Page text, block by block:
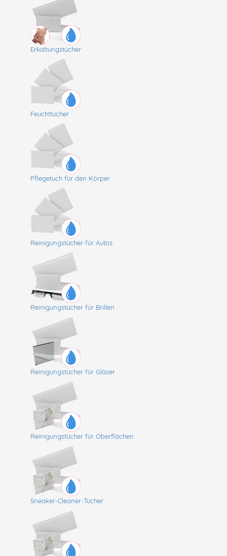
Erkältungstücher
Feuchttücher
Pflegetuch für den Körper
Reinigungstücher für Autos
Reinigungstücher für Brillen
Reinigungstücher für Gläser
Reinigungstücher für Oberflächen
Sneaker-Cleaner-Tücher